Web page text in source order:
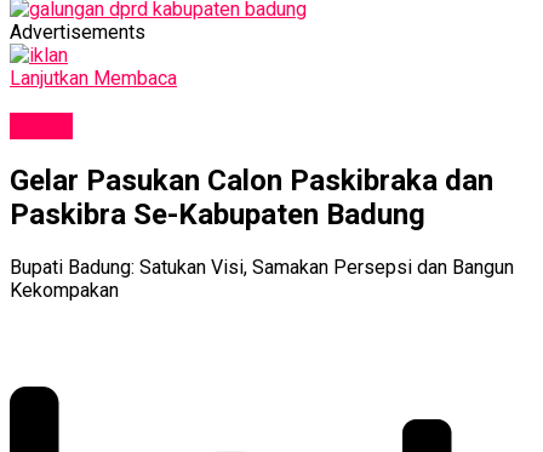
Advertisements
Lanjutkan Membaca
Gelar Pasukan Calon Paskibraka dan
Paskibra Se-Kabupaten Badung
Bupati Badung: Satukan Visi, Samakan Persepsi dan Bangun
Kekompakan